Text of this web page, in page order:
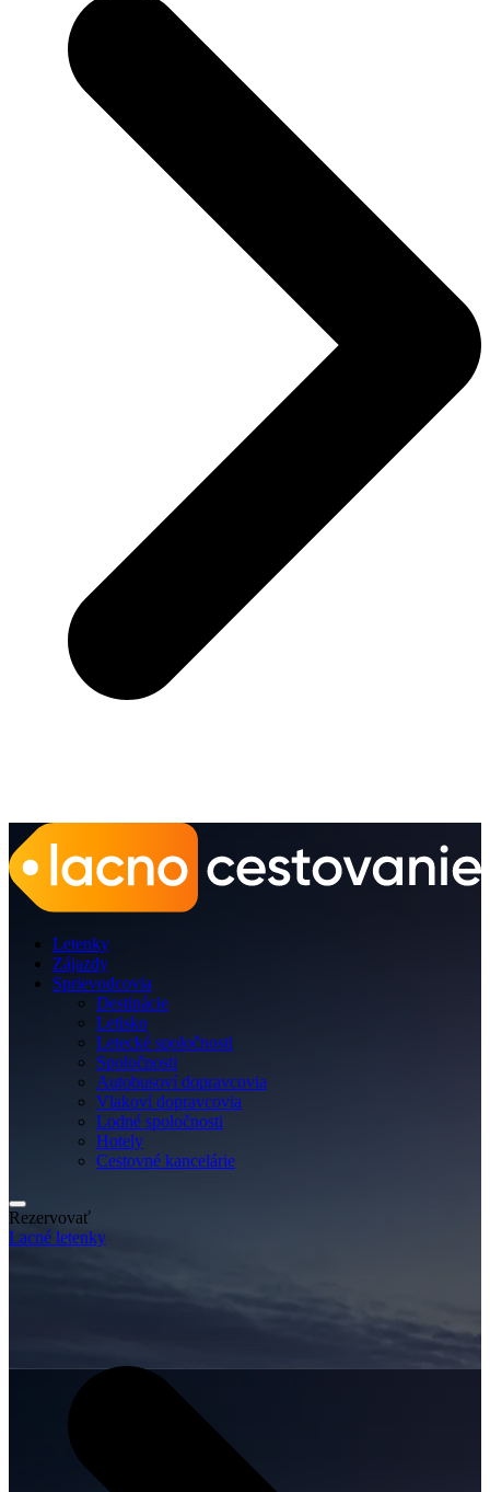
Letenky
Zájazdy
Sprievodcovia
Destinácie
Letisko
Letecké spoločnosti
Spoločnosti
Autobusoví dopravcovia
Vlakoví dopravcovia
Lodné spoločnosti
Hotely
Cestovné kancelárie
Rezervovať
Lacné letenky